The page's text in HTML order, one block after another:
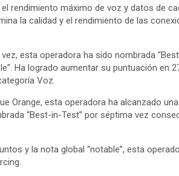
rendimiento máximo de voz y datos de
la calidad y el rendimiento de las
vez, esta operadora ha sido nombrada
Ha logrado aumentar su puntuación en
Voz.
Orange, esta operadora ha alcanzado
“Best-in-Test” por séptima vez
y la nota global “notable”, esta